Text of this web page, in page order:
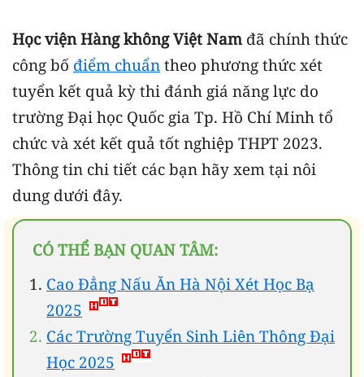
Học viện Hàng không Việt Namđã chính thức
công bố điểm chuẩn theo phương thức xét
tuyển kết quả kỳ thi đánh giá năng lực do
trường Đại học Quốc gia Tp. Hồ Chí Minh tổ
chức và xét kết quả tốt nghiệp THPT 2023.
Thông tin chi tiết các bạn hãy xem tại nôi
dung dưới đây.
CÓ THỂ BẠN QUAN TÂM:
Cao Đẳng Nấu Ăn Hà Nội Xét Học Bạ
2025
Các Trường Tuyển Sinh Liên Thông Đại
Học 2025